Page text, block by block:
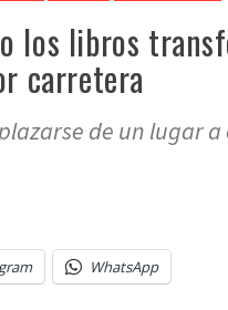
los libros
carretera
de un lugar
WhatsApp